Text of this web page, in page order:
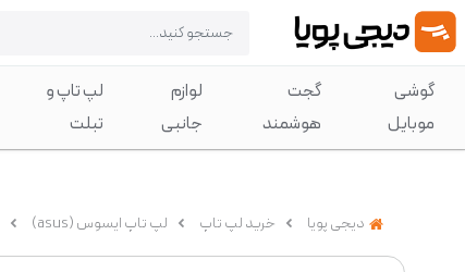
گوشی
موبایل
گجت
هوشمند
لوازم
جانبی
لپ تاپ و
تبلت
دیجی پویا خرید لپ تاپ لپ تاپ ایسوس (asus)